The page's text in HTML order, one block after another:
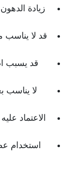
زيادة
قد لا يناسب
قد يسبب
لا يناسب
الاعتماد
استخدام